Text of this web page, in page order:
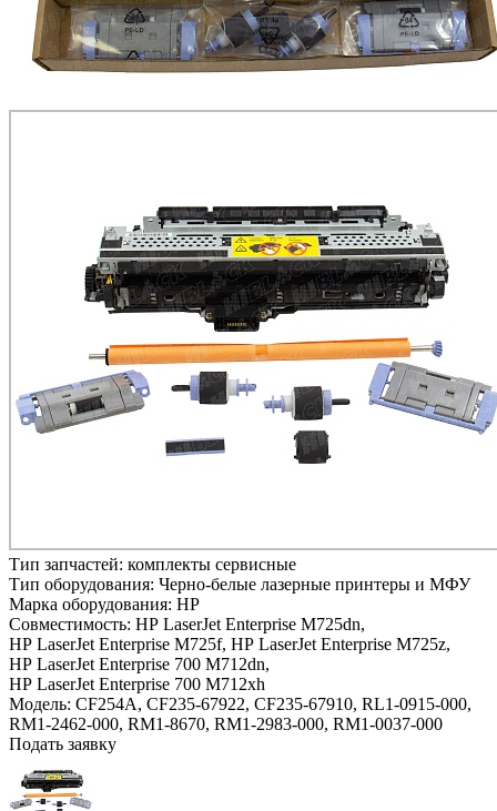
Тип запчастей: комплекты сервисные
Тип оборудования: Черно-белые лазерные принтеры и МФУ
Марка оборудования: HP
Совместимость: HP LaserJet Enterprise M725dn,
HP LaserJet Enterprise M725f, HP LaserJet Enterprise M725z,
HP LaserJet Enterprise 700 M712dn,
HP LaserJet Enterprise 700 M712xh
Модель: CF254A, CF235-67922, CF235-67910, RL1-0915-000,
RM1-2462-000, RM1-8670, RM1-2983-000, RM1-0037-000
Подать заявку